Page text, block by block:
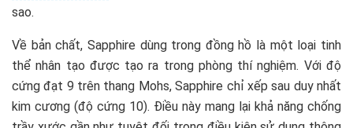
sao.
Về bản chất, Sapphire dùng trong đồng hồ là một loại tinh
thể nhân tạo được tạo ra trong phòng thí nghiệm. Với độ
cứng đạt 9 trên thang Mohs, Sapphire chỉ xếp sau duy nhất
kim cương (độ cứng 10). Điều này mang lại khả năng chống